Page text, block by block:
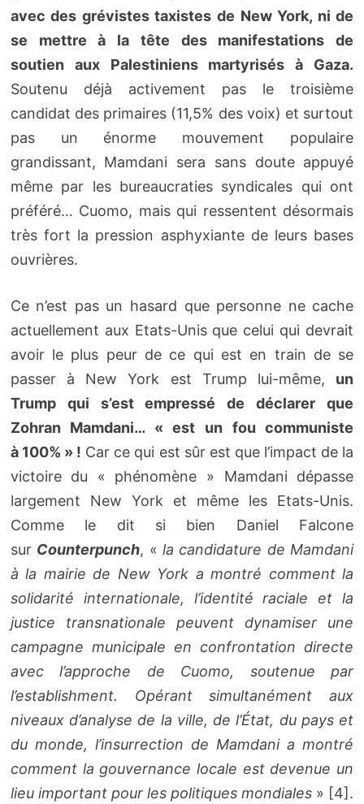
avec des grévistes taxistes de New York, ni de
se mettre à la tête des manifestations de
soutien aux Palestiniens martyrisés à Gaza.
Soutenu déjà activement pas le troisième
candidat des primaires (11,5% des voix) et surtout
pas un énorme mouvement populaire
grandissant, Mamdani sera sans doute appuyé
même par les bureaucraties syndicales qui ont
préféré… Cuomo, mais qui ressentent désormais
très fort la pression asphyxiante de leurs bases
ouvrières.
Ce n’est pas un hasard que personne ne cache
actuellement aux Etats-Unis que celui qui devrait
avoir le plus peur de ce qui est en train de se
passer à New York est Trump lui-même, un
Trump qui s’est empressé de déclarer que
Zohran Mamdani… « est un fou communiste
à 100% » ! Car ce qui est sûr est que l’impact de la
victoire du « phénomène » Mamdani dépasse
largement New York et même les Etats-Unis.
Comme le dit si bien Daniel Falcone
sur Counterpunch, « la candidature de Mamdani
à la mairie de New York a montré comment la
solidarité internationale, l’identité raciale et la
justice transnationale peuvent dynamiser une
campagne municipale en confrontation directe
avec l’approche de Cuomo, soutenue par
l’establishment. Opérant simultanément aux
niveaux d’analyse de la ville, de l’État, du pays et
du monde, l’insurrection de Mamdani a montré
comment la gouvernance locale est devenue un
lieu important pour les politiques mondiales » [4].